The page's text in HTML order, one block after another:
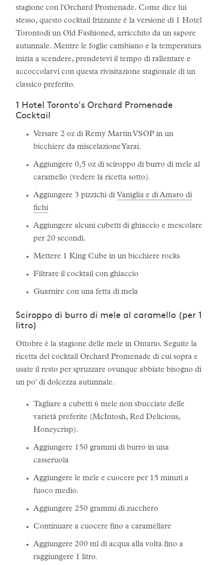
stagione con l'Orchard Promenade. Come dice lui
stesso, questo cocktail frizzante è la versione di 1 Hotel
Torontodi un Old Fashioned, arricchito da un sapore
autunnale. Mentre le foglie cambiano e la temperatura
inizia a scendere, prendetevi il tempo di rallentare e
accoccolarvi con questa rivisitazione stagionale di un
classico preferito.
1 Hotel Toronto's Orchard Promenade
Cocktail
Versare 2 oz di Remy Martin VSOP in un
bicchiere da miscelazione Yarai.
Aggiungere 0,5 oz di sciroppo di burro di mele al
caramello (vedere la ricetta sotto).
Aggiungere 3 pizzichi di Vaniglia e di Amaro di
fichi
Aggiungere alcuni cubetti di ghiaccio e mescolare
per 20 secondi.
Mettere 1 King Cube in un bicchiere rocks
Filtrare il cocktail con ghiaccio
Guarnire con una fetta di mela
Sciroppo di burro di mele al caramello (per 1
litro)
Ottobre è la stagione delle mele in Ontario. Seguite la
ricetta del cocktail Orchard Promenade di cui sopra e
usate il resto per spruzzare ovunque abbiate bisogno di
un po' di dolcezza autunnale.
Tagliare a cubetti 6 mele non sbucciate delle
varietà preferite (McIntosh, Red Delicious,
Honeycrisp).
Aggiungere 150 grammi di burro in una
casseruola
Aggiungere le mele e cuocere per 15 minuti a
fuoco medio.
Aggiungere 250 grammi di zucchero
Continuare a cuocere fino a caramellare
Aggiungere 200 ml di acqua alla volta fino a
raggiungere 1 litro.